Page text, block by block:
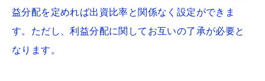
益分配を定めれば出資比率と関係なく設定ができま
す。ただし、利益分配に関してお互いの了承が必要と
なります。